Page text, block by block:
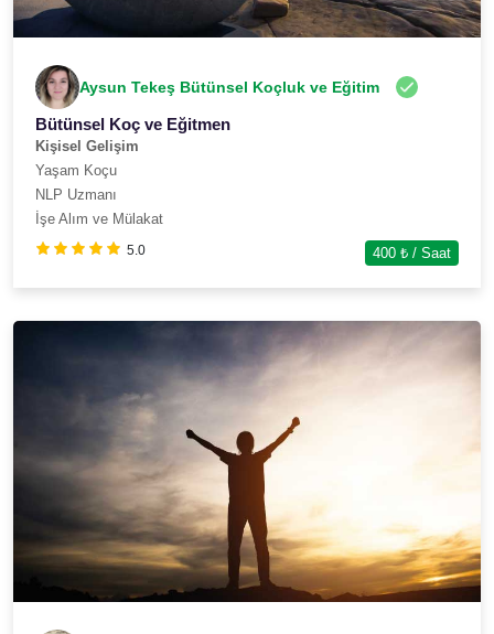
Aysun Tekeş Bütünsel Koçluk ve Eğitim
Bütünsel Koç ve Eğitmen
Kişisel Gelişim
Yaşam Koçu
NLP Uzmanı
İşe Alım ve Mülakat
5.0 400 ₺ / Saat